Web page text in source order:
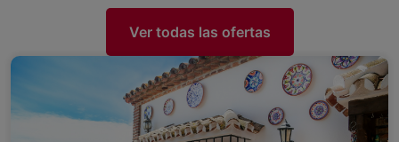
Ver todas las ofertas